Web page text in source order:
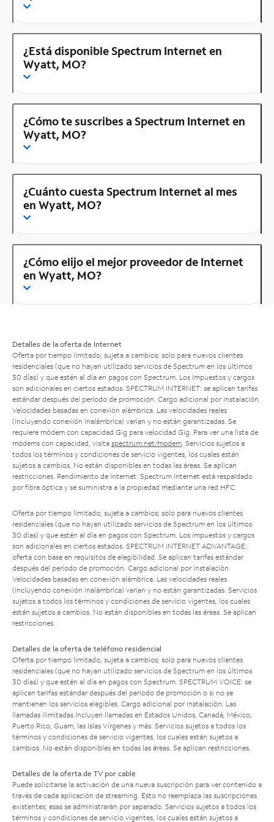
¿Está disponible Spectrum Internet en
Wyatt, MO?
¿Cómo te suscribes a Spectrum Internet en
Wyatt, MO?
¿Cuánto cuesta Spectrum Internet al mes
en Wyatt, MO?
¿Cómo elijo el mejor proveedor de Internet
en Wyatt, MO?
Detalles de la oferta de Internet
Oferta por tiempo limitado; sujeta a cambios; solo para nuevos clientes
residenciales (que no hayan utilizado servicios de Spectrum en los últimos
30 días) y que estén al día en pagos con Spectrum. Los impuestos y cargos
son adicionales en ciertos estados. SPECTRUM INTERNET: se aplican tarifas
estándar después del período de promoción. Cargo adicional por instalación.
Velocidades basadas en conexión alámbrica. Las velocidades reales
(incluyendo conexión inalámbrica) varían y no están garantizadas. Se
requiere módem con capacidad Gig para velocidad Gig. Para ver una lista de
módems con capacidad, visita spectrum.net/modem . Servicios sujetos a
todos los términos y condiciones de servicio vigentes, los cuales están
sujetos a cambios. No están disponibles en todas las áreas. Se aplican
restricciones. Rendimiento de Internet: Spectrum Internet está respaldado
por fibra óptica y se suministra a la propiedad mediante una red HFC.
Oferta por tiempo limitado; sujeta a cambios; solo para nuevos clientes
residenciales (que no hayan utilizado servicios de Spectrum en los últimos
30 días) y que estén al día en pagos con Spectrum. Los impuestos y cargos
son adicionales en ciertos estados. SPECTRUM INTERNET ADVANTAGE:
oferta con base en requisitos de elegibilidad. Se aplican tarifas estándar
después del período de promoción. Cargo adicional por instalación.
Velocidades basadas en conexión alámbrica. Las velocidades reales
(incluyendo conexión inalámbrica) varían y no están garantizadas. Servicios
sujetos a todos los términos y condiciones de servicio vigentes, los cuales
están sujetos a cambios. No están disponibles en todas las áreas. Se aplican
restricciones.
Detalles de la oferta de teléfono residencial
Oferta por tiempo limitado; sujeta a cambios; solo para nuevos clientes
residenciales (que no hayan utilizado servicios de Spectrum en los últimos
30 días) y que estén al día en pagos con Spectrum. SPECTRUM VOICE: se
aplican tarifas estándar después del período de promoción o si no se
mantienen los servicios elegibles. Cargo adicional por instalación. Las
llamadas ilimitadas incluyen llamadas en Estados Unidos, Canadá, México,
Puerto Rico, Guam, las Islas Vírgenes y más. Servicios sujetos a todos los
términos y condiciones de servicio vigentes, los cuales están sujetos a
cambios. No están disponibles en todas las áreas. Se aplican restricciones.
Detalles de la oferta de TV por cable
Puede solicitarse la activación de una nueva suscripción para ver contenido a
través de cada aplicación de streaming. Esto no reemplaza las suscripciones
existentes; esas se administrarán por separado. Servicios sujetos a todos los
términos y condiciones de servicio vigentes, los cuales están sujetos a